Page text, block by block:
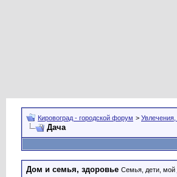
Кировоград - городской форум >
Дача
Дом и семья, здоровье Семья, дети, мой